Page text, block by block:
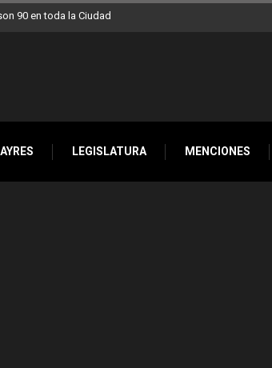
llegan esta semana a Villa Devoto
LEGISLATURA MENCIONES